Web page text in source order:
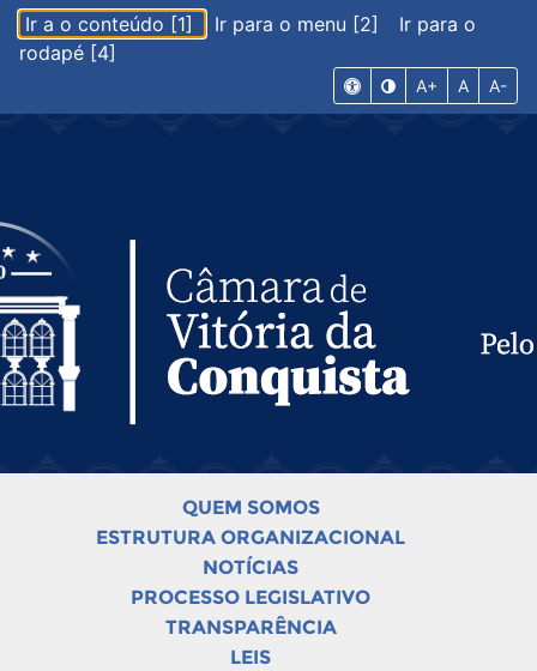
Ir a o conteúdo [1] Ir para o menu [2]
Ir para o
rodapé [4]
A+ A A-
QUEM SOMOS
ESTRUTURA ORGANIZACIONAL
NOTÍCIAS
PROCESSO LEGISLATIVO
TRANSPARÊNCIA
LEIS